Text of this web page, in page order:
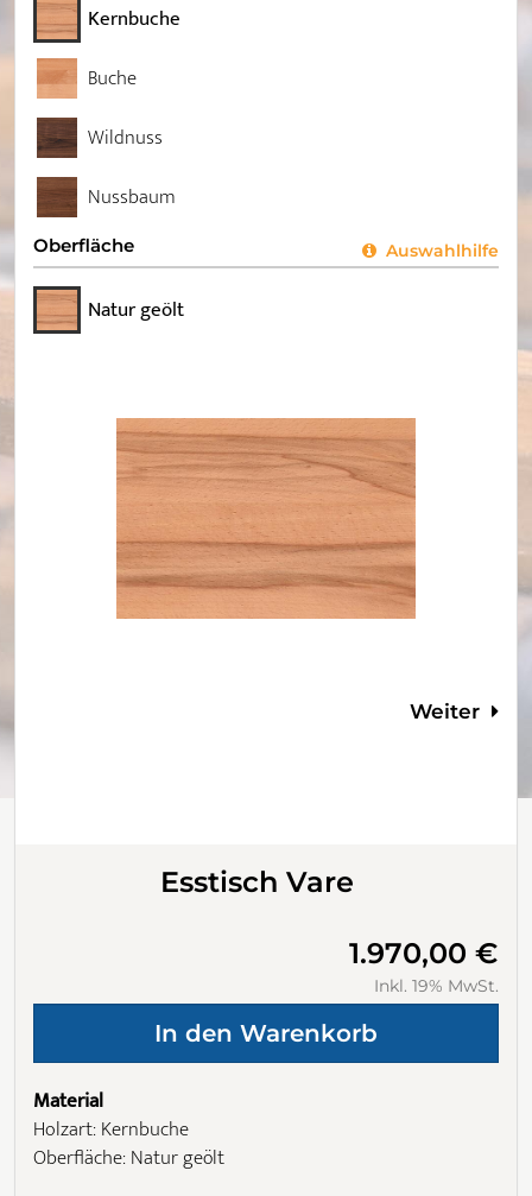
Kernbuche
Buche
Wildnuss
Nussbaum
Oberfläche Auswahlhilfe
Natur geölt
Weiter
Esstisch Vare
1.970,00 €
Inkl. 19% MwSt.
Material
Holzart: Kernbuche
Oberfläche: Natur geölt